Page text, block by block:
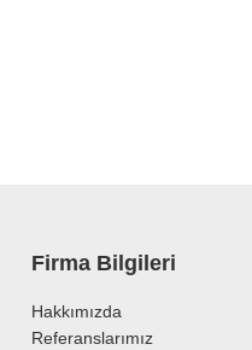
Firma Bilgileri
Hakkımızda
Referanslarımız